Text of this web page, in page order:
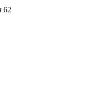
62